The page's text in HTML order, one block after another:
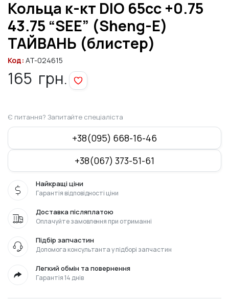
Кольца к-кт DIO 65cc +0.75
43.75 “SEE” (Sheng-E)
ТАЙВАНЬ (блистер)
Код: AT-024615
165 грн.
Є питання? Запитайте спеціаліста
+38(095) 668-16-46
+38(067) 373-51-61
Найкращі ціни
Гарантія відповідності ціни
Доставка післяплатою
Оплачуйте замовлення при отриманні
Підбір запчастин
Допомога консультанта у підборі запчастин
Легкий обмін та повернення
Гарантія 14 днів